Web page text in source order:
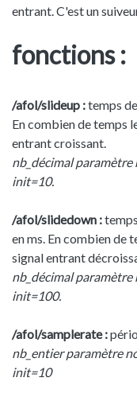
entrant. C'est un
fonctions :
/afol/slideup :temps
En combien de temps
entrant croissant.
nb_décimal
init=10.
/afol/slidedown :
en ms. En combien de
signal entrant
nb_décimal
init=100.
/afol/samplerate :
nb_entier paramètre
init=10